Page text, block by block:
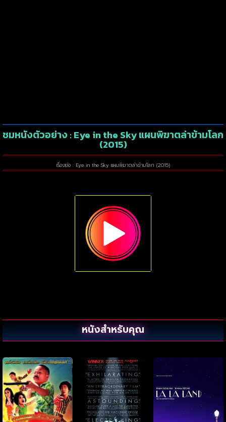
ชมหนังตัวอย่าง : Eye in the Sky แผนพิฆาตล่าข้ามโลก
(2015)
เรื่องย่อ : Eye in the Sky แผนพิฆาตล่าข้ามโลก (2015)
หนังสำหรับคุณ